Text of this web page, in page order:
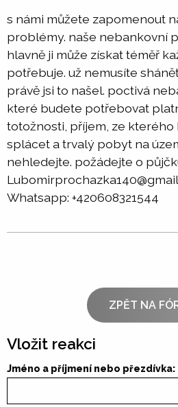
s námi můžete zapomenout
problémy. naše nebankovní
hlavně ji může získat téměř
potřebuje. už nemusíte
právě jsi to našel. poctivá
které budete potřebovat
totožnosti, příjem, ze
splácet a trvalý pobyt na
nehledejte. požádejte o
Whatsapp: +420608321544
ZPĚT NA
Vložit reakci
Jméno a příjmení nebo přezdívka: